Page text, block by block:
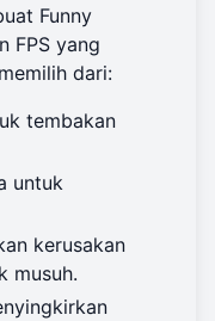
Funny
FPS yang
dari:
tembakan
untuk
kerusakan
musuh.